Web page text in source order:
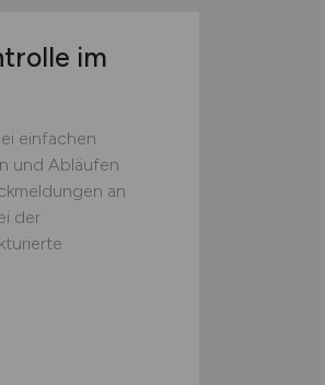
im
einfachen
und Abläufen
an
der